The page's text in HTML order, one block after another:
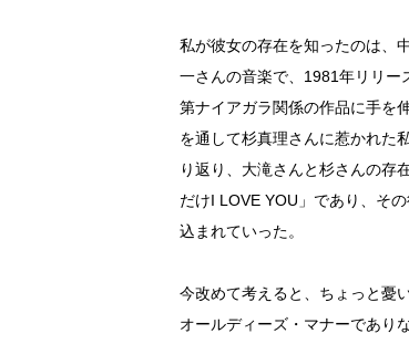
私が彼女の存在を知ったのは、
一さんの音楽で、1981年リリー
第ナイアガラ関係の作品に手を
を通して杉真理さんに惹かれた
り返り、大滝さんと杉さんの存
だけI LOVE YOU」であり、そ
込まれていった。
今改めて考えると、ちょっと憂
オールディーズ・マナーであり